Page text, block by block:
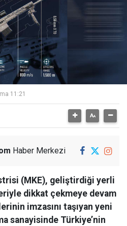
11:21
Haber Merkezi
(MKE), geliştirdiği yerli
dikkat çekmeye devam
imzasını taşıyan yeni
sanayisinde Türkiye’nin